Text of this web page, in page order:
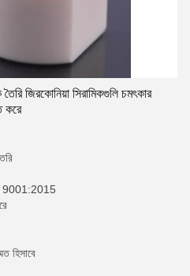
জিরকোনিয়া সিরামিকগুলি চমৎকার
করে
9001:2015
হিসাবে